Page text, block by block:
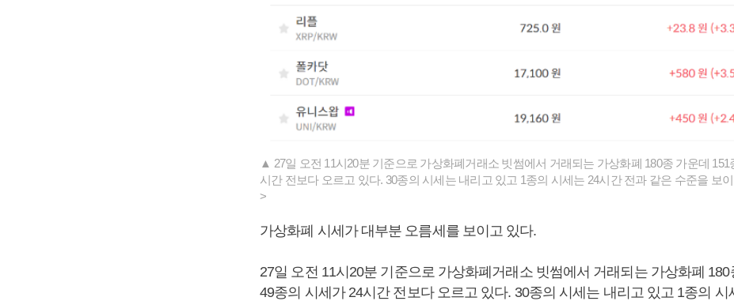
▲ 27일 오전 11시20분 기준으로 가상화폐거래소 빗썸에서 거래되는 가상화폐 180종 가운데 151
시간 전보다 오르고 있다. 30종의 시세는 내리고 있고 1종의 시세는 24시간 전과 같은 수준을 보
>
가상화폐 시세가 대부분 오름세를 보이고 있다.
27일 오전 11시20분 기준으로 가상화폐거래소 빗썸에서 거래되는 가상화폐 180
49종의 시세가 24시간 전보다 오르고 있다. 30종의 시세는 내리고 있고 1종의 시